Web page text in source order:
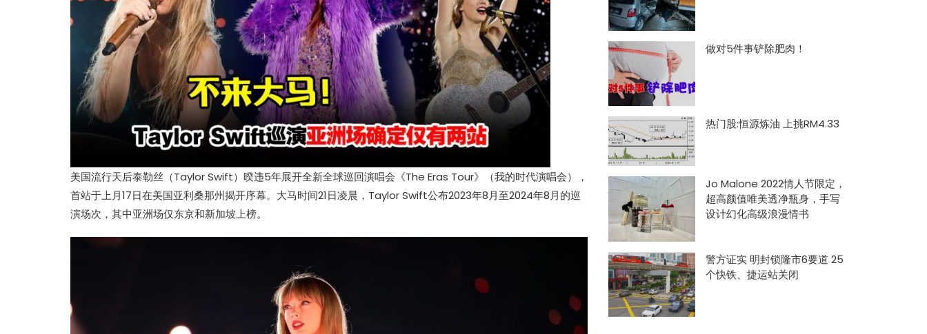
美国流行天后泰勒丝（Taylor Swift）暌违5年展开全新全球巡回演唱会《The Eras Tour》（我的时代演唱会），
首站于上月17日在美国亚利桑那州揭开序幕。大马时间21日凌晨，Taylor Swift公布2023年8月至2024年8月的巡
演场次，其中亚洲场仅东京和新加坡上榜。
做对5件事铲除肥肉！
热门股:恒源炼油 上挑RM4.33
Jo Malone 2022情人节限定，
超高颜值唯美透净瓶身，手写
设计幻化高级浪漫情书
警方证实 明封锁隆市6要道 25
个快铁、捷运站关闭